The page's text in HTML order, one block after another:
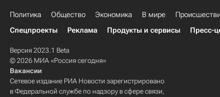
Политика Общество Экономика В мире
Спецпроекты
Реклама Продукты и сервисы Пресс-
Версия 2023.1 Beta
© 2026 МИА «Россия сегодня»
Вакансии
Сетевое издание РИА Новости зарегистрировано
в Федеральной службе по надзору в сфере связи,